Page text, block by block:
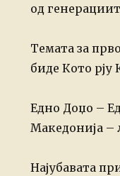
од
Темата за
биде Кото рју
Едно Доџо –
Македонија –
Најубавата